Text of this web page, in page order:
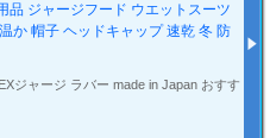
品 ジャージフード ウエットスーツ
か 帽子 ヘッドキャップ 速乾 冬 防
ジャージ ラバー made in Japan おすす